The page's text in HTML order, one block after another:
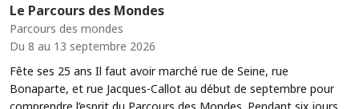
Le Parcours des Mondes
Parcours des mondes
Du 8 au 13 septembre 2026
Fête ses 25 ans Il faut avoir marché rue de Seine, rue
Bonaparte, et rue Jacques-Callot au début de septembre pour